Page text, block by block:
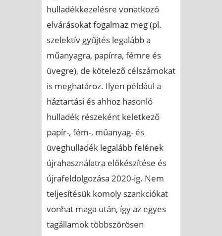
hulladékkezelésre vonatkozó
elvárásokat fogalmaz meg (pl.
szelektív gyűjtés legalább a
műanyagra, papírra, fémre és
üvegre), de kötelező célszámokat
is meghatároz. Ilyen például a
háztartási és ahhoz hasonló
hulladék részeként keletkező
papír-, fém-, műanyag- és
üveghulladék legalább felének
újrahasználatra előkészítése és
újrafeldolgozása 2020-ig. Nem
teljesítésük komoly szankciókat
vonhat maga után, így az egyes
tagállamok többszörösen